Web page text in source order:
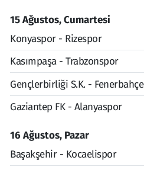
15 Ağustos, Cumartesi
Konyaspor - Rizespor
Kasımpaşa - Trabzonspor
Gençlerbirliği S.K. - Fenerbahçe
Gaziantep FK - Alanyaspor
16 Ağustos, Pazar
Başakşehir - Kocaelispor